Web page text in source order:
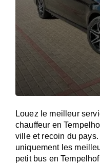
Louez le meilleur
chauffeur en
ville et recoin du
uniquement les
petit bus en